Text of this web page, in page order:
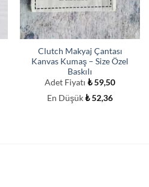
Clutch Makyaj Çantası
Kanvas Kumaş – Size Özel
Baskılı
Adet Fiyatı ₺59,50
En Düşük₺52,36